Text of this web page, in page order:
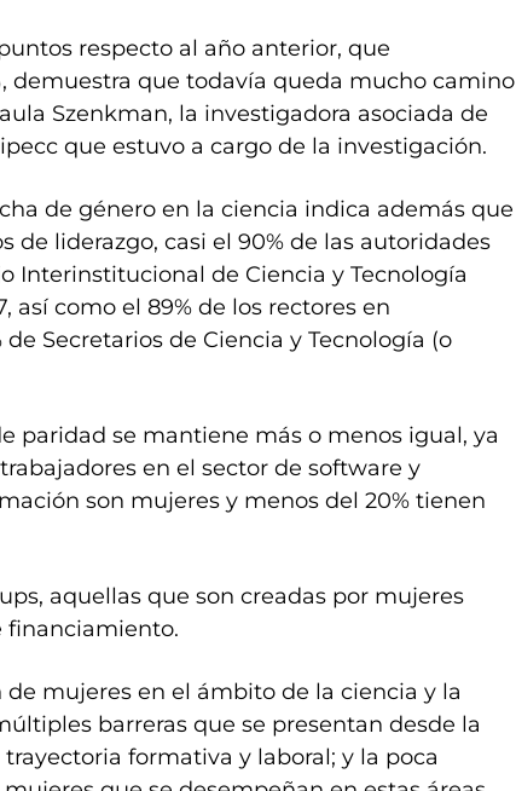
respecto al año anterior, que
demuestra que todavía queda mucho camino
Szenkman, la investigadora asociada de
que estuvo a cargo de la investigación.
de género en la ciencia indica además que
de liderazgo, casi el 90% de las autoridades
Interinstitucional de Ciencia y Tecnología
así como el 89% de los rectores en
Secretarios de Ciencia y Tecnología (o
paridad se mantiene más o menos igual, ya
en el sector de software y
son mujeres y menos del 20% tienen
aquellas que son creadas por mujeres
financiamiento.
de mujeres en el ámbito de la ciencia y la
barreras que se presentan desde la
formativa y laboral; y la poca